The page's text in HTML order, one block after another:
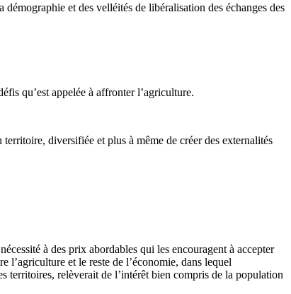
et des velléités de libéralisation des échanges des
qu’est appelée à affronter l’agriculture.
diversifiée et plus à même de créer des externalités
à des prix abordables qui les encouragent à accepter
l’agriculture et le reste de l’économie, dans lequel
territoires, relèverait de l’intérêt bien compris de la population